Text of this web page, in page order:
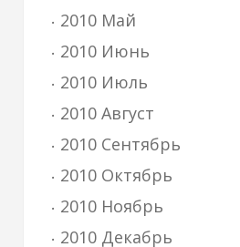
2010 Май
2010 Июнь
2010 Июль
2010 Август
2010 Сентябрь
2010 Октябрь
2010 Ноябрь
2010 Декабрь